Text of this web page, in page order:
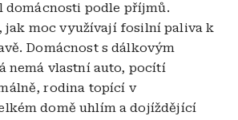
domácnosti podle příjmů.
jak moc využívají fosilní paliva k
Domácnost s dálkovým
nemá vlastní auto, pocítí
rodina topící v
domě uhlím a dojíždějící